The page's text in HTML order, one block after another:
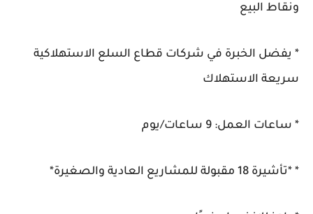
ونقاط البيع
* يفضل الخبرة في شركات قطاع السلع الاستهلاكية
سريعة الاستهلاك
* ساعات العمل: 9 ساعات/يوم
* *تأشيرة 18 مقبولة للمشاريع العادية والصغيرة*